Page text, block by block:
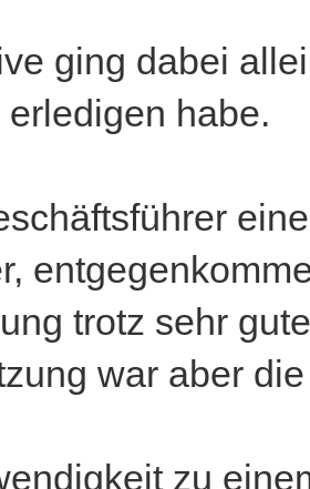
ging dabei
erledigen habe.
trotz sehr
war aber
zu